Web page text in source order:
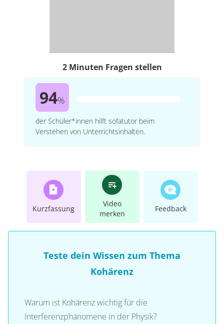
2 Minuten Fragen stellen
94%
der Schüler*innen hilft sofatutor beim
Verstehen von Unterrichtsinhalten.
Kurzfassung
Video
merken
Feedback
Teste dein Wissen zum Thema
Kohärenz
Warum ist Kohärenz wichtig für die
Interferenzphänomene in der Physik?